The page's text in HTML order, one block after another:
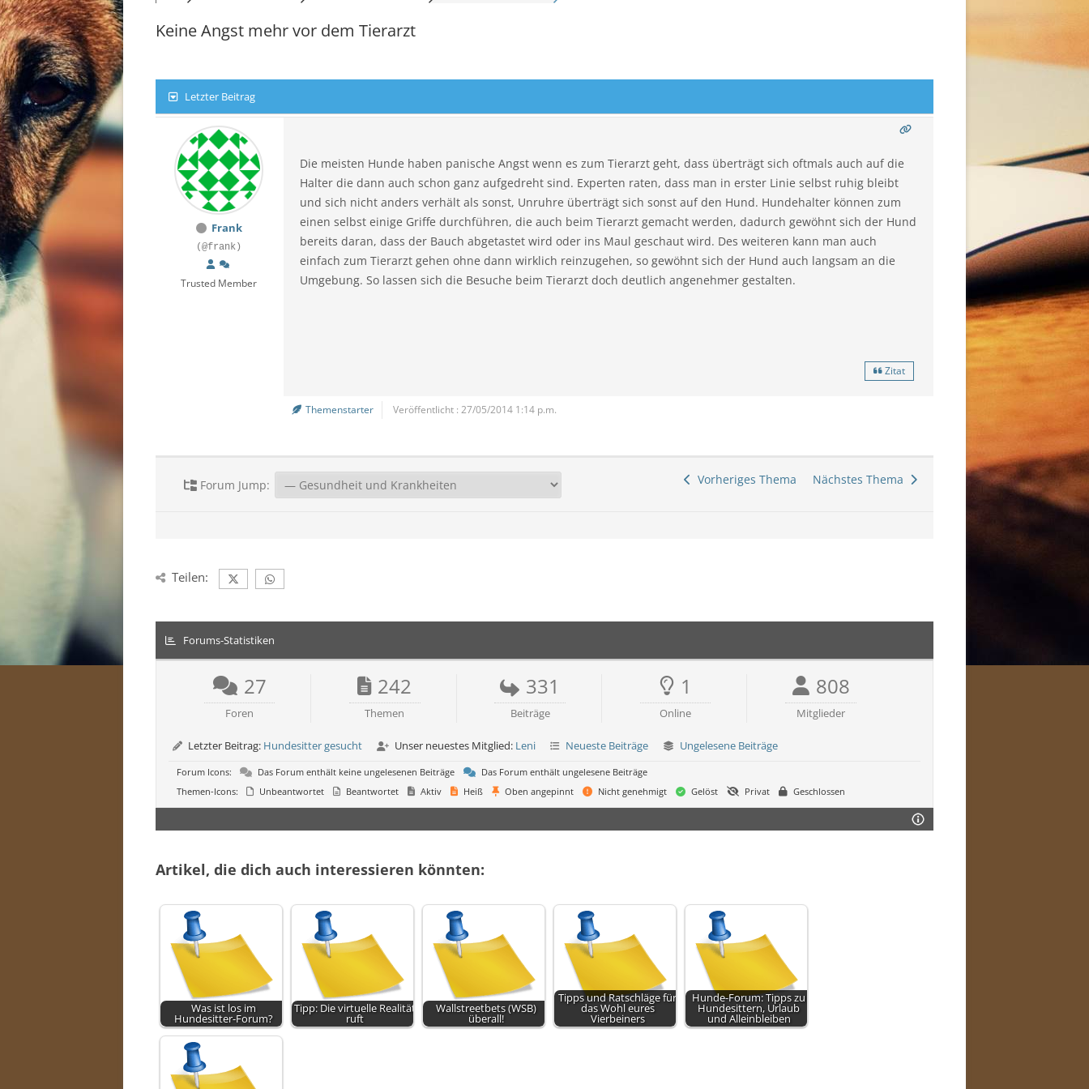
STEIERMARK
Keine Angst mehr vor dem Tierarzt
Letzter Beitrag
Frank
(@frank)
Trusted Member
Die meisten Hunde haben panische Angst wenn es zum Tierarzt geht, dass überträgt sich oftmals auch auf die
Halter die dann auch schon ganz aufgedreht sind. Experten raten, dass man in erster Linie selbst ruhig bleibt
und sich nicht anders verhält als sonst, Unruhre überträgt sich sonst auf den Hund. Hundehalter können zum
einen selbst einige Griffe durchführen, die auch beim Tierarzt gemacht werden, dadurch gewöhnt sich der Hund
bereits daran, dass der Bauch abgetastet wird oder ins Maul geschaut wird. Des weiteren kann man auch
einfach zum Tierarzt gehen ohne dann wirklich reinzugehen, so gewöhnt sich der Hund auch langsam an die
Umgebung. So lassen sich die Besuche beim Tierarzt doch deutlich angenehmer gestalten.
Zitat
Themenstarter Veröffentlicht : 27/05/2014 1:14 p.m.
Forum Jump: Vorheriges Thema Nächstes Thema
Teilen:
Forums-Statistiken
27
Foren
242
Themen
331
Beiträge
1
Online
808
Mitglieder
Letzter Beitrag: Hundesitter gesucht Unser neuestes Mitglied: Leni Neueste Beiträge Ungelesene Beiträge
Forum Icons: Das Forum enthält keine ungelesenen Beiträge
Das Forum enthält ungelesene Beiträge
Themen-Icons:
Unbeantwortet Beantwortet Aktiv Heiß Oben angepinnt Nicht genehmigt Gelöst Privat Geschlossen
Artikel, die dich auch interessieren könnten:
Was ist los im
Hundesitter-Forum?
Tipp: Die virtuelle Realität
ruft
Wallstreetbets (WSB)
überall!
Tipps und Ratschläge für
das Wohl eures
Vierbeiners
Hunde-Forum: Tipps zu
Hundesittern, Urlaub
und Alleinbleiben